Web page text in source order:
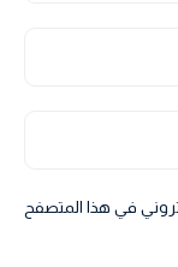
في هذا المتصفح